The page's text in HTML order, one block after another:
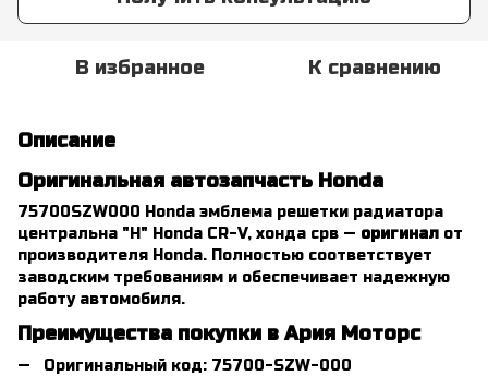
В избранное К сравнению
Описание
Оригинальная автозапчасть Honda
75700SZW000 Honda эмблема решетки радиатора
центральна "Н" Honda CR-V, хонда срв — оригинал от
производителя Honda. Полностью соответствует
заводским требованиям и обеспечивает надежную
работу автомобиля.
Преимущества покупки в Ария Моторс
Оригинальный код: 75700-SZW-000